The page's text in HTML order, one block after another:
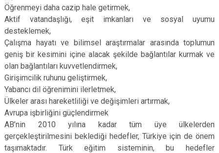
Öğrenmeyi daha cazip hale getirmek,
Aktif vatandaşlığı, eşit imkanları ve sosyal uyumu
desteklemek,
Çalışma hayatı ve bilimsel araştırmalar arasında toplumun
geniş bir kesimini içine alacak şekilde bağlantılar kurmak ve
olan bağlantıları kuvvetlendirmek,
Girişimcilik ruhunu geliştirmek,
Yabancı dil öğrenimini ilerletmek,
Ülkeler arası hareketliliği ve değişimleri artırmak,
Avrupa işbirliğini güçlendirmek
AB’nin 2010 yılına kadar tüm üye ülkelerden
gerçekleştirilmesini beklediği hedefler, Türkiye için de önem
taşımaktadır. Türk eğitim sisteminin, bu hedefler